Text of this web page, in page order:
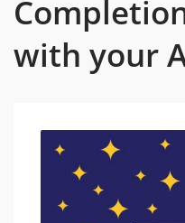
with your